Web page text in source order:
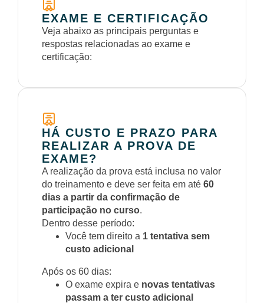
EXAME E CERTIFICAÇÃO
Veja abaixo as principais perguntas e
respostas relacionadas ao exame e
certificação:
HÁ CUSTO E PRAZO PARA
REALIZAR A PROVA DE
EXAME?
A realização da prova está inclusa no valor
do treinamento e deve ser feita em até 60
dias a partir da confirmação de
participação no curso.
Dentro desse período:
Você tem direito a 1 tentativa sem
custo adicional
Após os 60 dias:
O exame expira e novas tentativas
passam a ter custo adicional